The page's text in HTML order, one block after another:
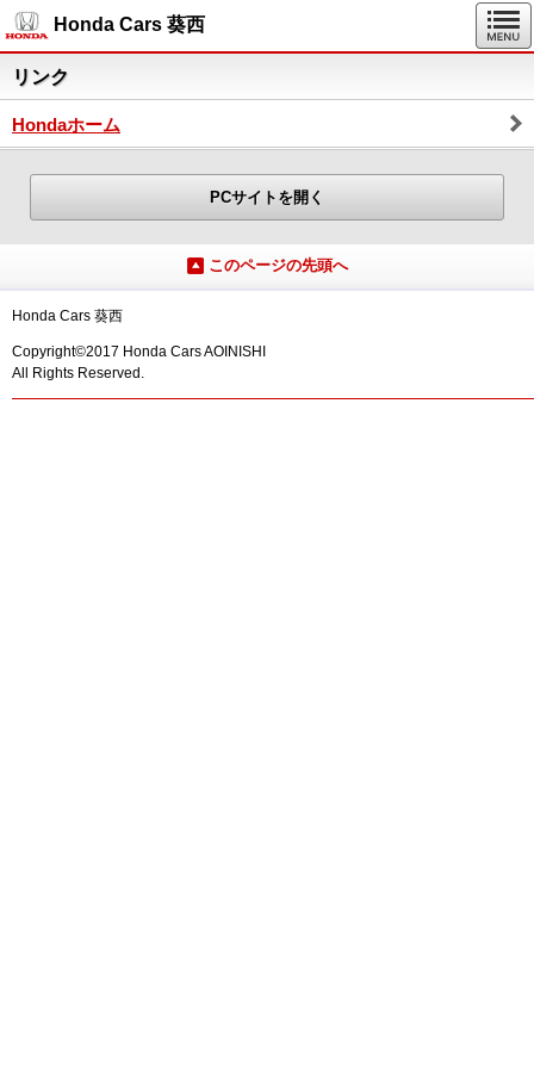
Honda Cars 葵西
リンク
Hondaホーム
PCサイトを開く
このページの先頭へ
Honda Cars 葵西
Copyright©2017 Honda Cars AOINISHI
All Rights Reserved.